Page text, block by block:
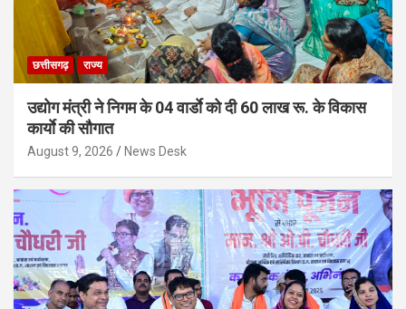
छत्तीसगढ़ राज्य
उद्योग मंत्री ने निगम के 04 वार्डाे को दी 60 लाख रू. के विकास
कार्याे की सौगात
August 9, 2026 News Desk